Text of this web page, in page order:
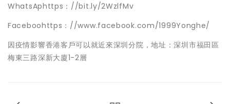
WhatsAphttps：//bit.ly/2WzlfMv
Faceboohttps：//www.facebook.com/1999Yonghe/
因疫情影響香港客戶可以就近來深圳分院，地址：深圳市福田區
梅東三路深新大廈1-2層